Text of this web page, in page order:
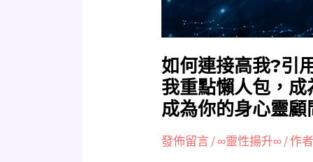
如何連接高我?引
我重點懶人包，
成為你的身心靈顧
發佈留言/∞靈性揚升∞/ 作
越
生
命
之
花
的
連